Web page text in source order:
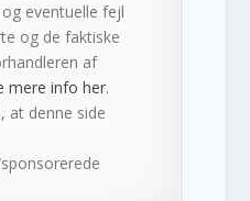
eventuelle fejl
og de faktiske
af
mere info her.
at denne side